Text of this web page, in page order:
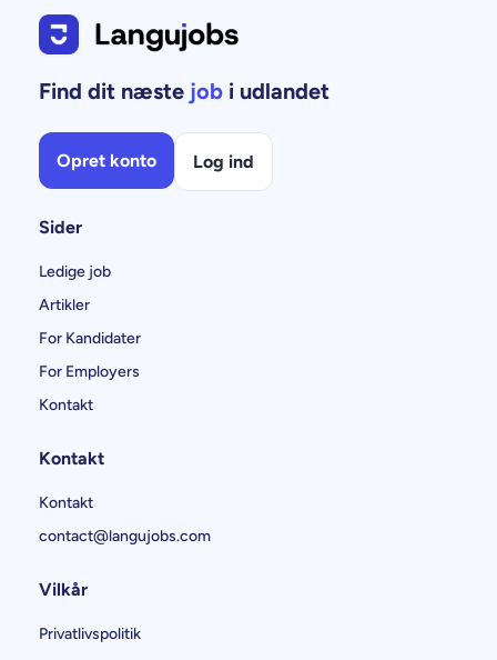
Find dit næste job i udlandet
Opret konto Log ind
Sider
Ledige job
Artikler
For Kandidater
For Employers
Kontakt
Kontakt
Kontakt
contact@langujobs.com
Vilkår
Privatlivspolitik